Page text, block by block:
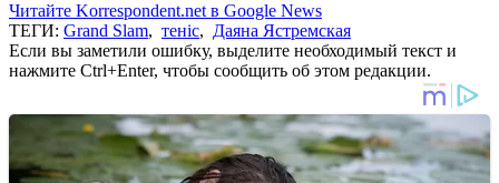
Читайте Korrespondent.net в Google News
ТЕГИ: Grand Slam, теніс, Даяна Ястремская
Если вы заметили ошибку, выделите необходимый текст и
нажмите Ctrl+Enter, чтобы сообщить об этом редакции.